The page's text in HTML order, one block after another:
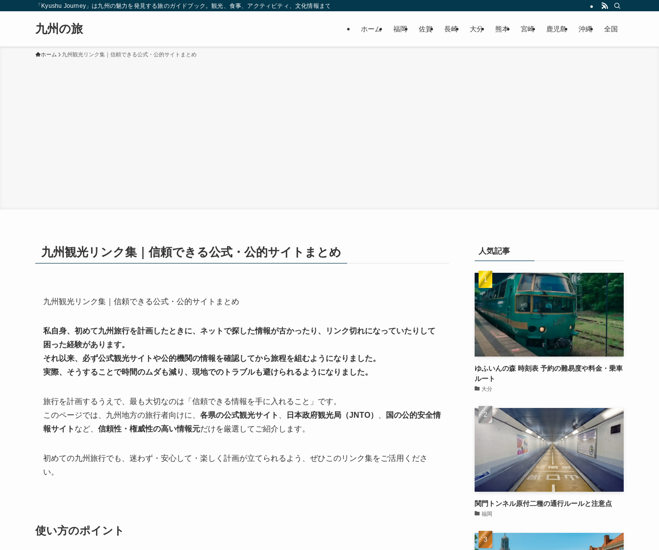
「Kyushu Journey」は九州の魅力を発見する旅のガイドブック。観光、食事、アクティビティ、文化情報まで、九州をもっと楽しむための情報をお届けします！
九州の旅 ホーム 福岡 佐賀 長崎 大分 熊本 宮崎 鹿児島 沖縄 全国
ホーム 九州観光リンク集｜信頼できる公式・公的サイトまとめ
九州観光リンク集｜信頼できる公式・公的サイトまとめ
九州観光リンク集｜信頼できる公式・公的サイトまとめ
私自身、初めて九州旅行を計画したときに、ネットで探した情報が古かったり、リンク切れになっていたりして
困った経験があります。
それ以来、必ず公式観光サイトや公的機関の情報を確認してから旅程を組むようになりました。
実際、そうすることで時間のムダも減り、現地でのトラブルも避けられるようになりました。
旅行を計画するうえで、最も大切なのは「信頼できる情報を手に入れること」です。
このページでは、九州地方の旅行者向けに、 各県の公式観光サイト 日本政府観光局（JNTO）
国の公的安全情
報サイト など、 信頼性・権威性の高い情報元だけを厳選してご紹介します。
初めての九州旅行でも、迷わず・安心して・楽しく計画が立てられるよう、ぜひこのリンク集をご活用くださ
い。
使い方のポイント
人気記事
ゆふいんの森 時刻表 予約の難易度や料金・乗車
ルート
大分
関門トンネル原付二種の通行ルールと注意点
福岡